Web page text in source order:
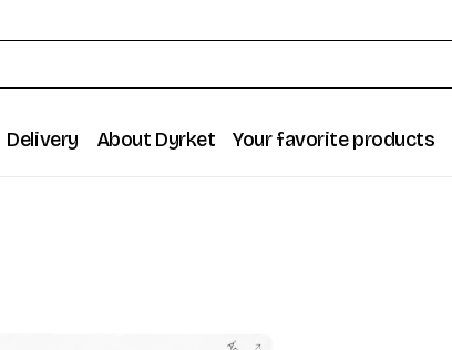
Delivery About Dyrket Your favorite products